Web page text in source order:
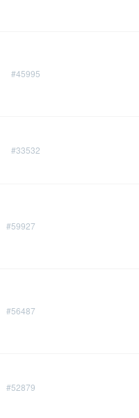
#45995
#33532
#59927
#56487
#52879